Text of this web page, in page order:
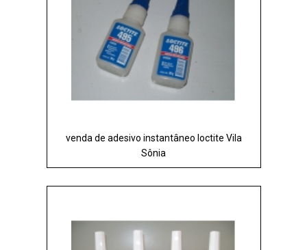
venda de adesivo instantâneo loctite Vila
Sônia